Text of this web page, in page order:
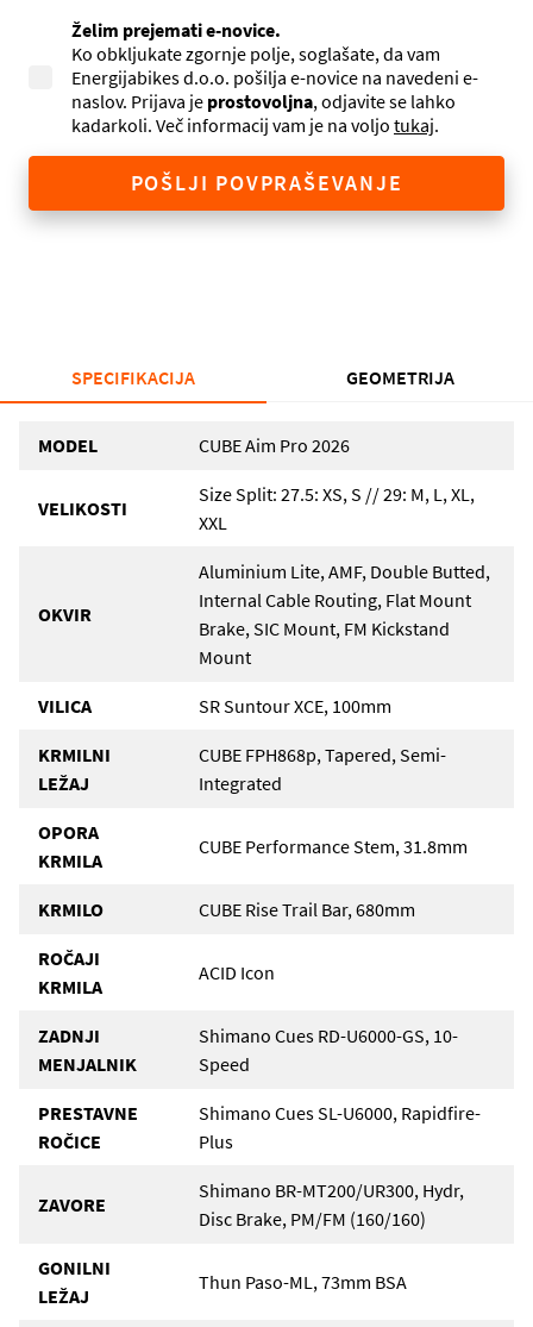
Želim prejemati e-novice.
Ko obkljukate zgornje polje, soglašate, da vam
Energijabikes d.o.o. pošilja e-novice na navedeni e-
naslov. Prijava je prostovoljna, odjavite se lahko
kadarkoli. Več informacij vam je na voljo tukaj.
POŠLJI POVPRAŠEVANJE
SPECIFIKACIJA GEOMETRIJA
MODEL CUBE Aim Pro 2026
VELIKOSTI
Size Split: 27.5: XS, S // 29: M, L, XL,
XXL
OKVIR
Aluminium Lite, AMF, Double Butted,
Internal Cable Routing, Flat Mount
Brake, SIC Mount, FM Kickstand
Mount
VILICA SR Suntour XCE, 100mm
KRMILNI
LEŽAJ
CUBE FPH868p, Tapered, Semi-
Integrated
OPORA
KRMILA
CUBE Performance Stem, 31.8mm
KRMILO CUBE Rise Trail Bar, 680mm
ROČAJI
KRMILA
ACID Icon
ZADNJI
MENJALNIK
Shimano Cues RD-U6000-GS, 10-
Speed
PRESTAVNE
ROČICE
Shimano Cues SL-U6000, Rapidfire-
Plus
ZAVORE
Shimano BR-MT200/UR300, Hydr,
Disc Brake, PM/FM (160/160)
GONILNI
LEŽAJ
Thun Paso-ML, 73mm BSA